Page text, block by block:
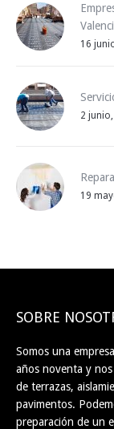
16
2
19
SOBRE
Somos una
años noventa y
de terrazas,
pavimentos.
preparación de un